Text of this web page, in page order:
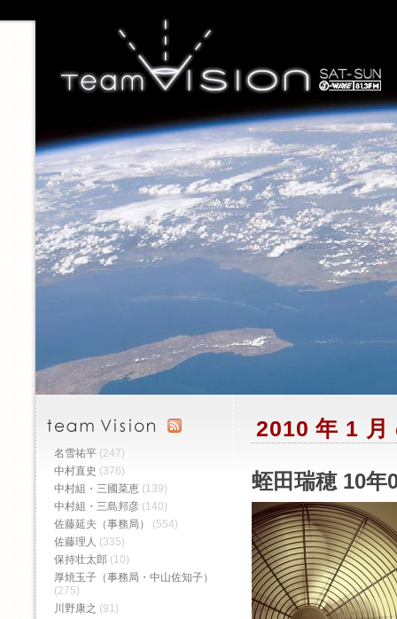
2010 年 1 月
蛭田瑞穂 10年
名雪祐平 (247)
中村直史 (376)
中村組・三國菜恵 (139)
中村組・三島邦彦 (140)
佐藤延夫（事務局）
(554)
佐藤理人 (335)
保持壮太郎 (10)
厚焼玉子（事務局・中山佐知子）
(275)
川野康之 (91)